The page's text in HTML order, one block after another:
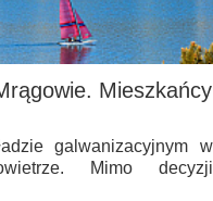
Mieszkańcy
galwanizacyjnym w
Mimo decyzji